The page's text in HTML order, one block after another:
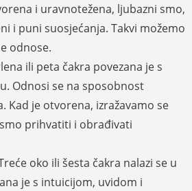
i uravnotežena, ljubazni smo,
i puni suosjećanja. Takvi možemo
odnose.
ili peta čakra povezana je s
Odnosi se na sposobnost
Kad je otvorena, izražavamo se
prihvatiti i obrađivati
oko ili šesta čakra nalazi se u
je s intuicijom, uvidom i